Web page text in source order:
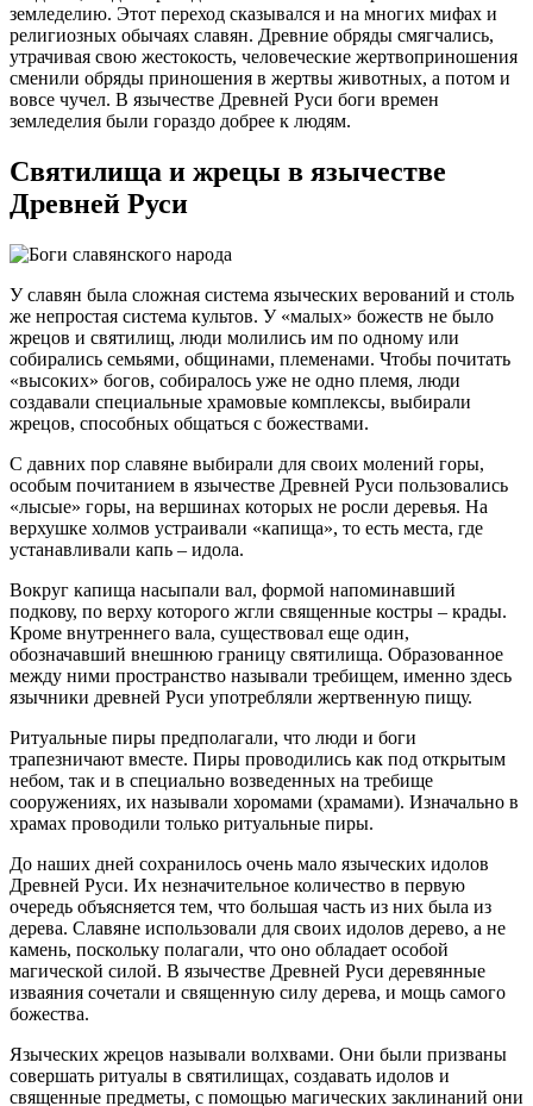
земледелию. Этот переход сказывался и на многих мифах и
религиозных обычаях славян. Древние обряды смягчались,
утрачивая свою жестокость, человеческие жертвоприношения
сменили обряды приношения в жертвы животных, а потом и
вовсе чучел. В язычестве Древней Руси боги времен
земледелия были гораздо добрее к людям.
Святилища и жрецы в язычестве
Древней Руси
У славян была сложная система языческих верований и столь
же непростая система культов. У «малых» божеств не было
жрецов и святилищ, люди молились им по одному или
собирались семьями, общинами, племенами. Чтобы почитать
«высоких» богов, собиралось уже не одно племя, люди
создавали специальные храмовые комплексы, выбирали
жрецов, способных общаться с божествами.
С давних пор славяне выбирали для своих молений горы,
особым почитанием в язычестве Древней Руси пользовались
«лысые» горы, на вершинах которых не росли деревья. На
верхушке холмов устраивали «капища», то есть места, где
устанавливали капь – идола.
Вокруг капища насыпали вал, формой напоминавший
подкову, по верху которого жгли священные костры – крады.
Кроме внутреннего вала, существовал еще один,
обозначавший внешнюю границу святилища. Образованное
между ними пространство называли требищем, именно здесь
язычники древней Руси употребляли жертвенную пищу.
Ритуальные пиры предполагали, что люди и боги
трапезничают вместе. Пиры проводились как под открытым
небом, так и в специально возведенных на требище
сооружениях, их называли хоромами (храмами). Изначально в
храмах проводили только ритуальные пиры.
До наших дней сохранилось очень мало языческих идолов
Древней Руси. Их незначительное количество в первую
очередь объясняется тем, что большая часть из них была из
дерева. Славяне использовали для своих идолов дерево, а не
камень, поскольку полагали, что оно обладает особой
магической силой. В язычестве Древней Руси деревянные
изваяния сочетали и священную силу дерева, и мощь самого
божества.
Языческих жрецов называли волхвами. Они были призваны
совершать ритуалы в святилищах, создавать идолов и
священные предметы, с помощью магических заклинаний они